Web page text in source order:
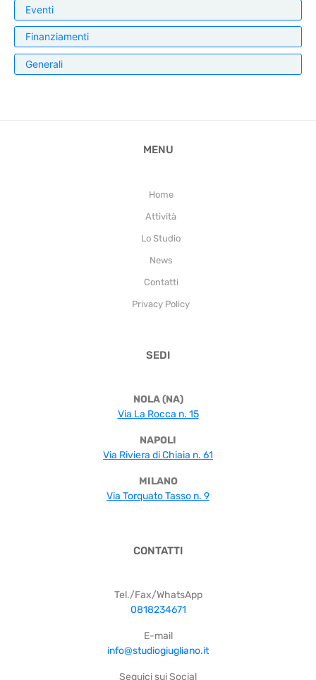
Eventi
Finanziamenti
Generali
MENU
Home
Attività
Lo Studio
News
Contatti
Privacy Policy
SEDI
NOLA (NA)
Via La Rocca n. 15
NAPOLI
Via Riviera di Chiaia n. 61
MILANO
Via Torquato Tasso n. 9
CONTATTI
Tel./Fax/WhatsApp
0818234671
E-mail
info@studiogiugliano.it
Seguici sui Social